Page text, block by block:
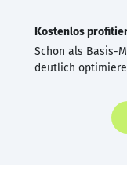
Kostenlos
Schon als Basis-
deutlich